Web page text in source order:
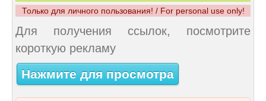
Только для личного пользования! / For personal use only!
Для получения ссылок, посмотрите
короткую рекламу
Нажмите для просмотра